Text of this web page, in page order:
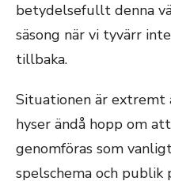
betydelsefullt denna
säsong när vi tyvärr
tillbaka.
Situationen är extremt
hyser ändå hopp om
genomföras som
spelschema och